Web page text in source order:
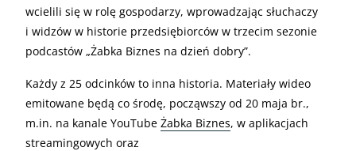
wcielili się w rolę gospodarzy, wprowadzając słuchaczy
i widzów w historie przedsiębiorców w trzecim sezonie
podcastów „Żabka Biznes na dzień dobry”.
Każdy z 25 odcinków to inna historia. Materiały wideo
emitowane będą co środę, począwszy od 20 maja br.,
m.in. na kanale YouTube Żabka Biznes, w aplikacjach
streamingowych oraz